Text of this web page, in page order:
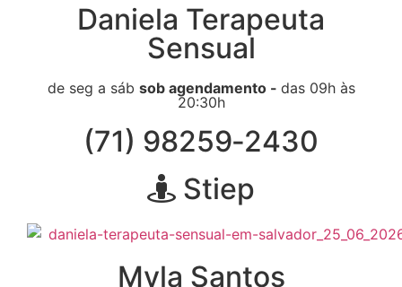
Daniela Terapeuta
Sensual
de seg a sáb sob agendamento - das 09h às
20:30h
(71) 98259‑2430
Stiep
Myla Santos